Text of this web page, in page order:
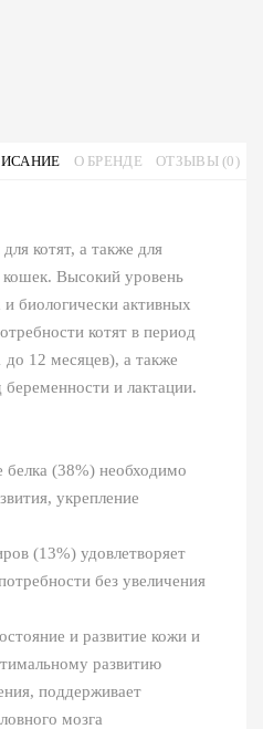
О БРЕНДЕ ОТЗЫВЫ (0)
котят, а также для
Высокий уровень
биологически активных
котят в период
до 12 месяцев), а также
и лактации.
(38%) необходимо
укрепление
(13%) удовлетворяет
без увеличения
и развитие кожи и
развитию
поддерживает
мозга